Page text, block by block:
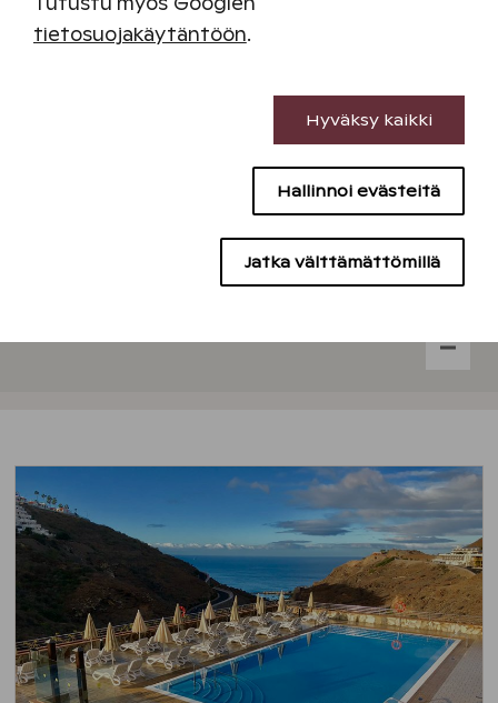
tietosuojakäytäntöön.
Suorituskyvyn evästeet
Sisällön kohdentamisen evästeet
Jatka välttämättömillä
Hallinnoi evästeitä
Hyväksy kaikki